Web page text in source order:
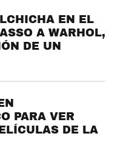
EN EL
A WARHOL,
DE UN
PARA VER
DE LA